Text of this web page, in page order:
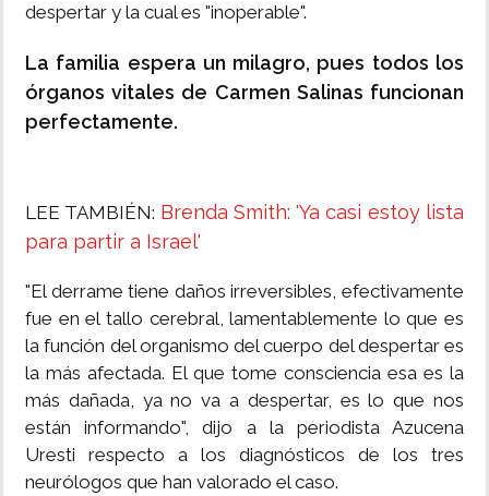
despertar y la cual es "inoperable".
La familia espera un milagro, pues todos los
órganos vitales de Carmen Salinas funcionan
perfectamente.
LEE TAMBIÉN: Brenda Smith: 'Ya casi estoy lista
para partir a Israel'
"El derrame tiene daños irreversibles, efectivamente
fue en el tallo cerebral, lamentablemente lo que es
la función del organismo del cuerpo del despertar es
la más afectada. El que tome consciencia esa es la
más dañada, ya no va a despertar, es lo que nos
están informando", dijo a la periodista Azucena
Uresti respecto a los diagnósticos de los tres
neurólogos que han valorado el caso.